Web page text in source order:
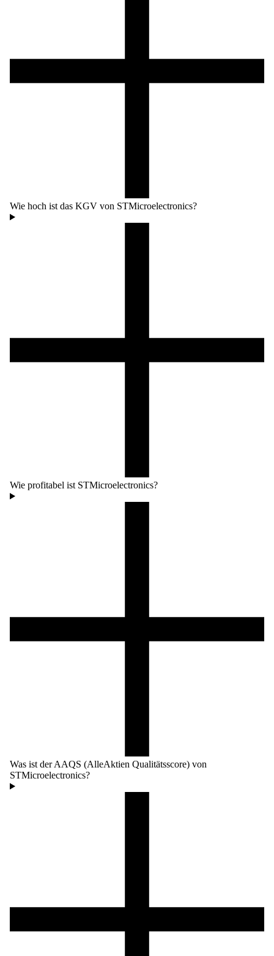
Wie hoch ist das KGV von STMicroelectronics?
Wie profitabel ist STMicroelectronics?
Was ist der AAQS (AlleAktien Qualitätsscore) von
STMicroelectronics?